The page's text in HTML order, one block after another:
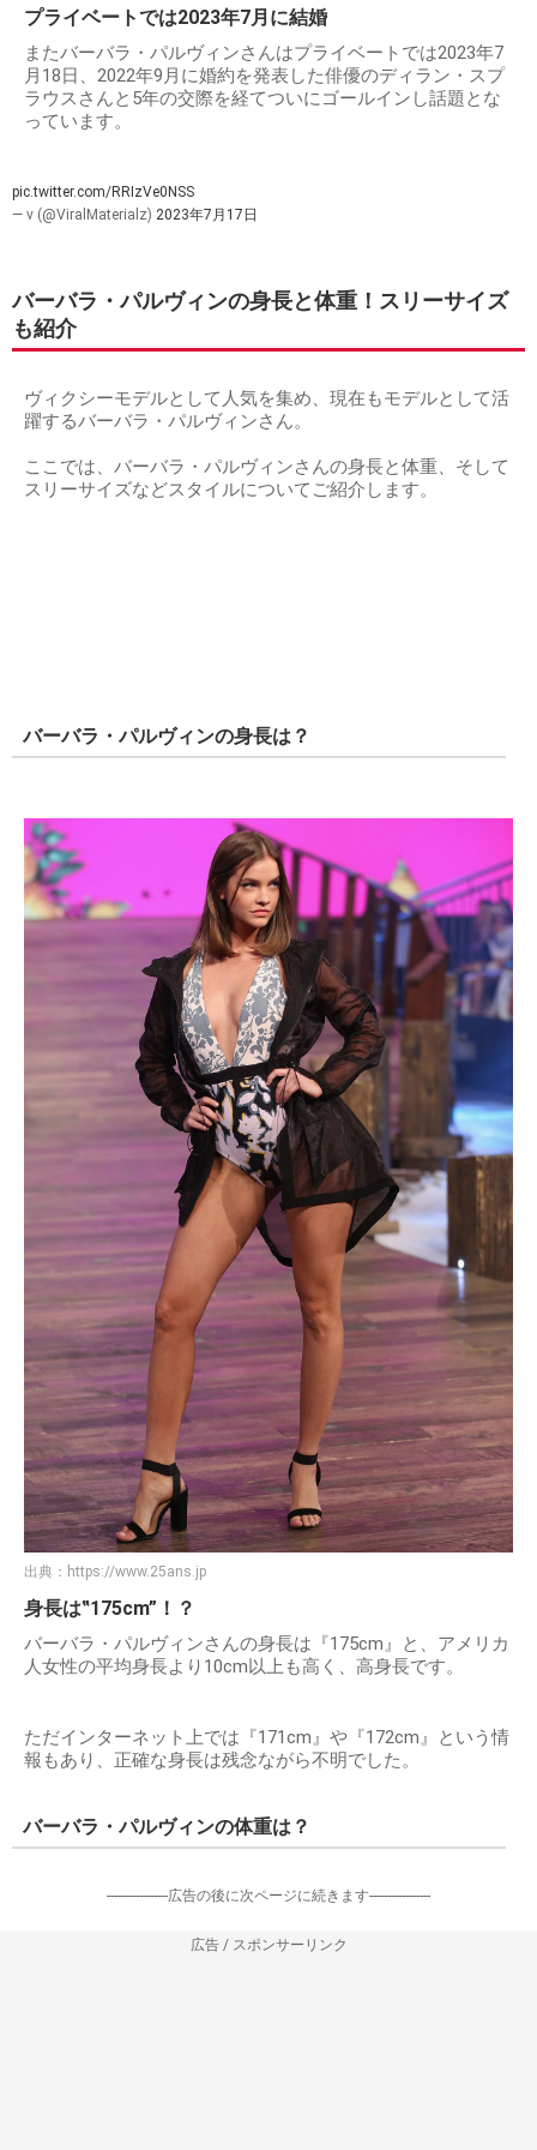
プライベートでは2023年7月に結婚
またバーバラ・パルヴィンさんはプライベートでは2023年7
月18日、2022年9月に婚約を発表した俳優のディラン・スプ
ラウスさんと5年の交際を経てついにゴールインし話題とな
っています。
pic.twitter.com/RRIzVe0NSS
— v (@ViralMaterialz) 2023年7月17日
バーバラ・パルヴィンの身長と体重！スリーサイズ
も紹介
ヴィクシーモデルとして人気を集め、現在もモデルとして活
躍するバーバラ・パルヴィンさん。
ここでは、バーバラ・パルヴィンさんの身長と体重、そして
スリーサイズなどスタイルについてご紹介します。
バーバラ・パルヴィンの身長は？
出典： https://www.25ans.jp
身長は‟175cm”！？
バーバラ・パルヴィンさんの身長は『175cm』と、アメリカ
人女性の平均身長より10cm以上も高く、高身長です。
ただインターネット上では『171cm』や『172cm』という情
報もあり、正確な身長は残念ながら不明でした。
バーバラ・パルヴィンの体重は？
-----------------広告の後に次ページに続きます-----------------
広告 / スポンサーリンク